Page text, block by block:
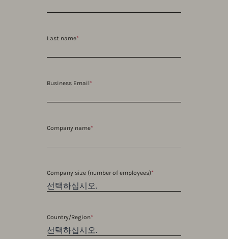
Last name*
Business Email*
Company name*
Company size (number of employees)*
Country/Region*